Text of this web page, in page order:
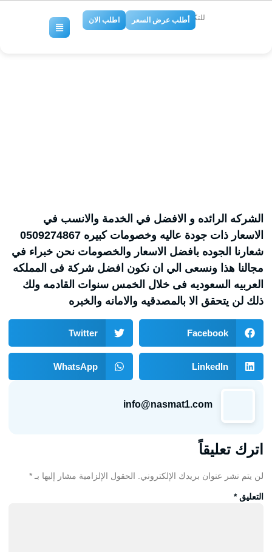
للتكييف والتبريد
أطلب عرض السعر اطلب الان
الشركه الرائده و الافضل في الخدمة والانسب في
الاسعار ذات جودة عاليه وخصومات كبيره 0509274867
شعارنا الجوده بافضل الاسعار والخصومات نحن خبراء في
مجالنا هذا ونسعى الي ان نكون افضل شركة فى المملكه
العربيه السعوديه فى خلال الخمس سنوات القادمه ولك
ذلك لن يتحقق الا بالمصدقيه والامانه والخبره
Facebook
Twitter
LinkedIn
WhatsApp
info@nasmat1.com
اترك تعليقاً
لن يتم نشر عنوان بريدك الإلكتروني. الحقول الإلزامية مشار إليها بـ *
التعليق*